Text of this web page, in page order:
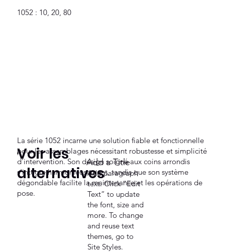
1052 : 10, 20, 80
La série 1052 incarne une solution fiable et fonctionnelle
pour les assemblages nécessitant robustesse et simplicité
d’intervention. Son design soigné aux coins arrondis
s’intègre harmonieusement, tandis que son système
dégondable facilite la maintenance et les opérations de
pose.
Voir les
alternativesAdd paragraph
text. Click “Edit
Text” to update
the font, size and
more. To change
and reuse text
themes, go to
Site Styles.
Add a Title